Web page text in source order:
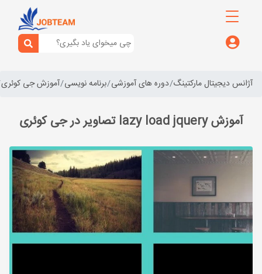
آژانس دیجیتال مارکتینگ دوره های آموزشی برنامه نویسی آموزش جی کوئری
آموزش lazy load jquery تصاویر در جی کوئری